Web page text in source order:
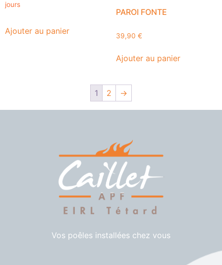
jours
Ajouter au panier
PAROI FONTE
39,90 €
Ajouter au panier
1 2 →
Vos poêles installées chez vous